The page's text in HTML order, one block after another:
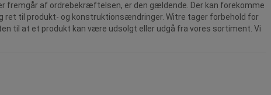
fremgår af ordrebekræftelsen, er den gældende. Der kan forekomme
ret til produkt- og konstruktionsændringer. Witre tager forbehold for
til at et produkt kan være udsolgt eller udgå fra vores sortiment. Vi